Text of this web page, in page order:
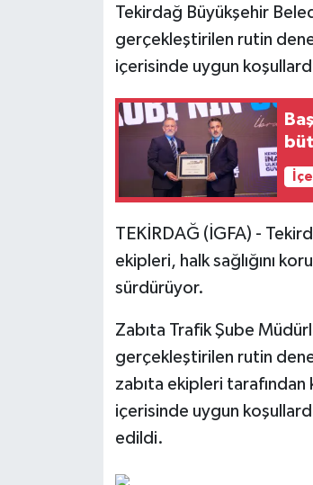
Tekirdağ Büyükşehir
gerçekleştirilen rutin
içerisinde uygun
TEKİRDAĞ (İGFA) -
ekipleri, halk sağlığını
sürdürüyor.
Zabıta Trafik Şube
gerçekleştirilen rutin
zabıta ekipleri
içerisinde uygun
edildi.